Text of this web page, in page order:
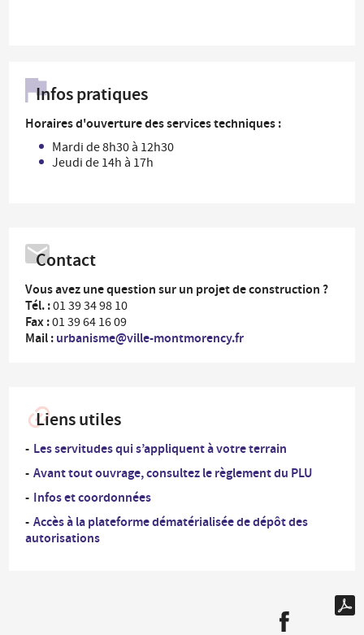
Infos pratiques
Horaires d'ouverture des services techniques :
Mardi de 8h30 à 12h30
Jeudi de 14h à 17h
Contact
Vous avez une question sur un projet de construction ?
Tél. :01 39 34 98 10
Fax :01 39 64 16 09
Mail :urbanisme@ville-montmorency.fr
Liens utiles
Les servitudes qui s’appliquent à votre terrain
Avant tout ouvrage, consultez le règlement du PLU
Infos et coordonnées
Accès à la plateforme dématérialisée de dépôt des
autorisations